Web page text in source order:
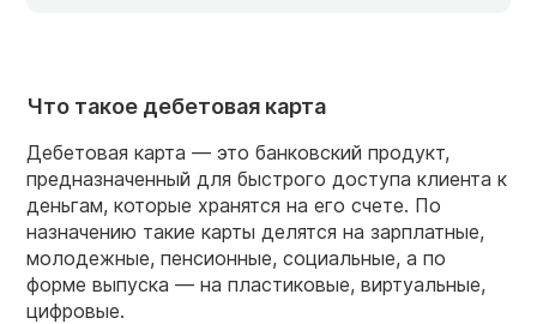
Что такое дебетовая карта
Дебетовая карта — это банковский продукт,
предназначенный для быстрого доступа клиента к
деньгам, которые хранятся на его счете. По
назначению такие карты делятся на зарплатные,
молодежные, пенсионные, социальные, а по
форме выпуска — на пластиковые, виртуальные,
цифровые.